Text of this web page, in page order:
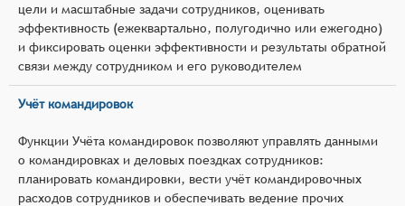
цели и масштабные задачи сотрудников, оценивать
эффективность (ежеквартально, полугодично или ежегодно)
и фиксировать оценки эффективности и результаты обратной
связи между сотрудником и его руководителем
Учёт командировок
Функции Учёта командировок позволяют управлять данными
о командировках и деловых поездках сотрудников:
планировать командировки, вести учёт командировочных
расходов сотрудников и обеспечивать ведение прочих